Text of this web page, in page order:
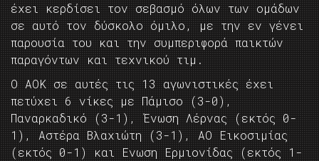
έχει κερδίσει τον σεβασμό όλων των ομάδων
σε αυτό τον δύσκολο όμιλο, με την εν γένει
παρουσία του και την συμπεριφορά παικτών
παραγόντων και τεχνικού τιμ.
Ο ΑΟΚ σε αυτές τις 13 αγωνιστικές έχει
πετύχει 6 νίκες με Πάμισο (3-0),
Παναρκαδικό (3-1), Ένωση Λέρνας (εκτός 0-
1), Αστέρα Βλαχιώτη (3-1), ΑΟ Εικοσιμίας
(εκτός 0-1) και Ενωση Ερμιονίδας (εκτός 1-